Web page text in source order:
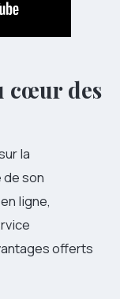
cœur des
la
son
ligne,
offerts